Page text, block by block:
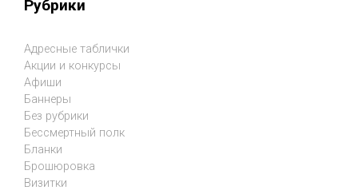
Рубрики
Адресные таблички
Акции и конкурсы
Афиши
Баннеры
Без рубрики
Бессмертный полк
Бланки
Брошюровка
Визитки